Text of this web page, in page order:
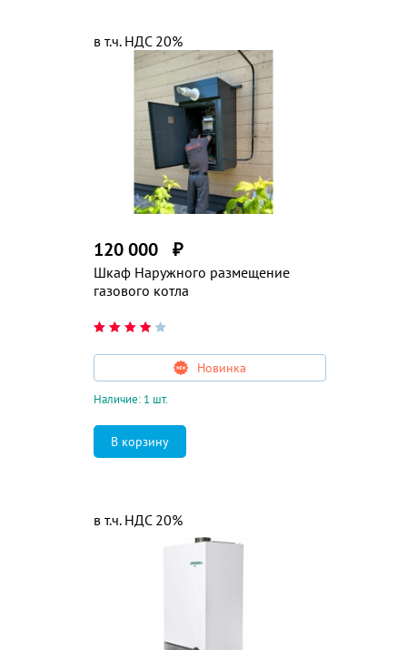
Шкаф Наружного размещение
газового котла
120 000 ₽
в т.ч. НДС 20%
Новинка
Наличие: 1 шт.
в т.ч. НДС 20%